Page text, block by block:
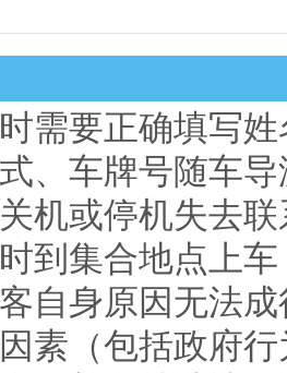
需要正确填写
、车牌号随车
关机或停机失去
到集合地点上
自身原因无法
素（包括政府